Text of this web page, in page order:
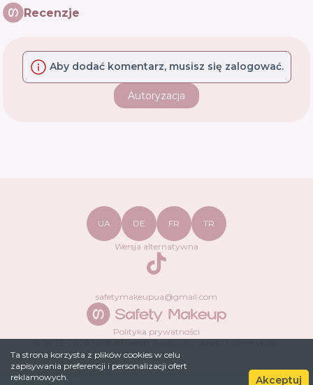
Ta strona korzysta z plików cookies w celu
zapisywania preferencji i personalizacji ofert
reklamowych.
Akceptuj
Recenzje
Aby dodać komentarz, musisz się zalogować.
Autoryzacja
Polityka prywatności
UA DE FR TR
Wersja alternatywna
TikTok
safetymakeupua@gmail.com